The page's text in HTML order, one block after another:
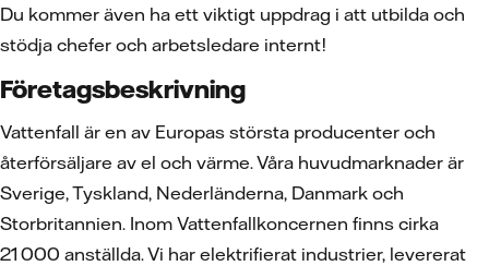
Du kommer även ha ett viktigt uppdrag i att utbilda och
stödja chefer och arbetsledare internt!
Företagsbeskrivning
Vattenfall är en av Europas största producenter och
återförsäljare av el och värme. Våra huvudmarknader är
Sverige, Tyskland, Nederländerna, Danmark och
Storbritannien. Inom Vattenfallkoncernen finns cirka
21 000 anställda. Vi har elektrifierat industrier, levererat